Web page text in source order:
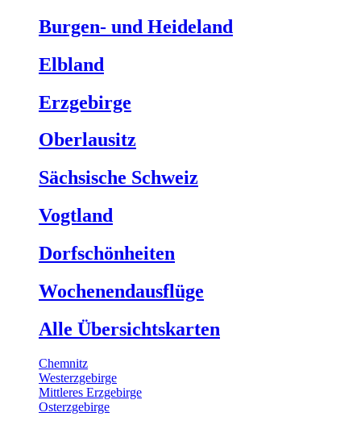
Burgen- und Heideland
Elbland
Erzgebirge
Oberlausitz
Sächsische Schweiz
Vogtland
Dorfschönheiten
Wochenendausflüge
Alle Übersichtskarten
Chemnitz
Westerzgebirge
Mittleres Erzgebirge
Osterzgebirge